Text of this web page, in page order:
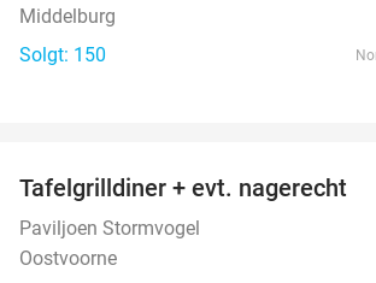
Middelburg
Solgt: 150
Tafelgrilldiner + evt. nagerecht
Paviljoen Stormvogel
Oostvoorne